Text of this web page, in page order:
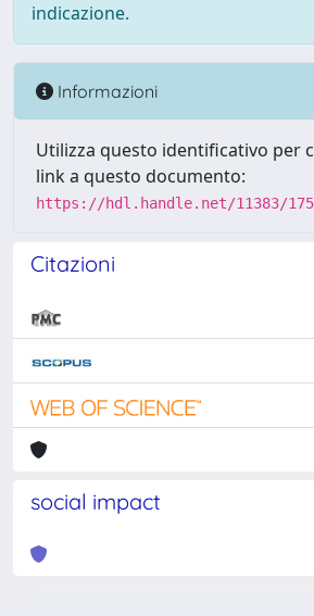
indicazione.
Informazioni
Utilizza questo identificativo per
link a questo documento:
https://hdl.handle.net/11383/
Citazioni
social impact